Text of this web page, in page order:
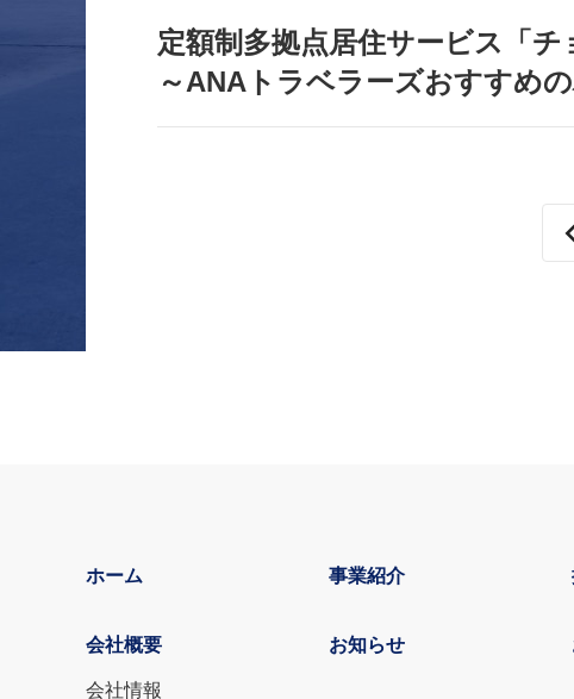
定額制多拠点居住サービス「チ
～ANAトラベラーズおすすめ
ホーム
会社概要
会社情報
事業紹介
お知らせ